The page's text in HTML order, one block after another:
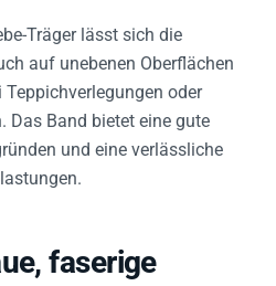
Träger lässt sich die
auf unebenen Oberflächen
Teppichverlegungen oder
Das Band bietet eine gute
und eine verlässliche
faserige